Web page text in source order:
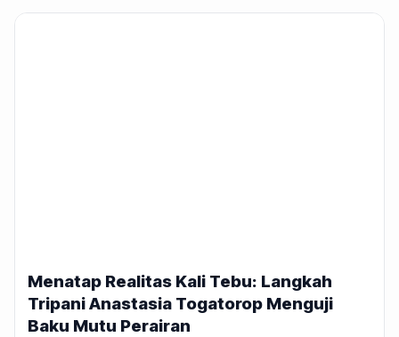
Menatap Realitas Kali Tebu: Langkah
Tripani Anastasia Togatorop Menguji
Baku Mutu Perairan